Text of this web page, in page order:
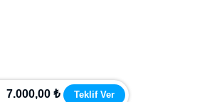
7.000,00 ₺ Teklif Ver